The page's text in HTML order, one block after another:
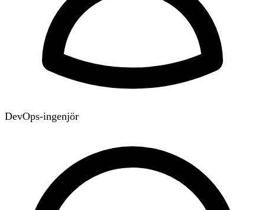
DevOps-ingenjör